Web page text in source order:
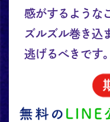
感がするような
ズルズル巻き込
逃げるべきです。